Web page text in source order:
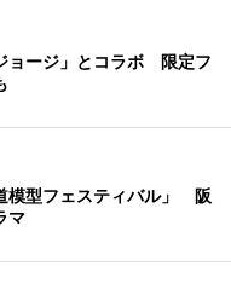
ョージ」とコラボ 限定フ
模型フェスティバル」 阪
マ